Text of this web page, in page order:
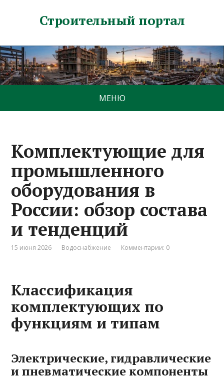
Строительный портал
МЕНЮ
Комплектующие для
промышленного
оборудования в
России: обзор состава
и тенденций
15 июня 2026 Водоснабжение Комментарии: 0
Классификация
комплектующих по
функциям и типам
Электрические, гидравлические
и пневматические компоненты